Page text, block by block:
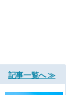
記事一覧へ ≫